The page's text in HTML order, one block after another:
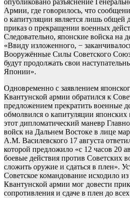
опубликовано разъяснение
Армии, где говорилось, что
о капитуляции является лишь общей
приказ о прекращении военных
Следовательно, японские войска на
«Ввиду изложенного, −
Вооружённые Силы Советского
будут продолжать свои
Японии».
Одновременно с заявлением
Квантунской армии обратился к
предложением прекратить военные
обмолвился о капитуляции
этот дипломатический маневр
войск на Дальнем Востоке в лице
А.М. Василевского 17 августа
которой предложило «с 12 часов 20
боевые действия против Советских
сложить оружие и сдаться в плен».
Советское командование исходило
Квантунской армии мог довести
сопротивления и сдаче в плен до